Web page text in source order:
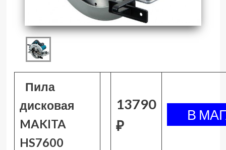
Пила
дисковая
MAKITA
HS7600
13790
₽